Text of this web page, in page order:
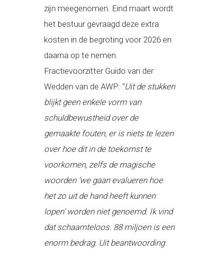
zijn meegenomen. Eind maart wordt
het bestuur gevraagd deze extra
kosten in de begroting voor 2026 en
daarna op te nemen.
Fractievoorzitter Guido van der
Wedden van de AWP: “Uit de stukken
blijkt geen enkele vorm van
schuldbewustheid over de
gemaakte fouten, er is niets te lezen
over hoe dit in de toekomst te
voorkomen, zelfs de magische
woorden ‘we gaan evalueren hoe
het zo uit de hand heeft kunnen
lopen’ worden niet genoemd. Ik vind
dat schaamteloos. 88 miljoen is een
enorm bedrag. Uit beantwoording